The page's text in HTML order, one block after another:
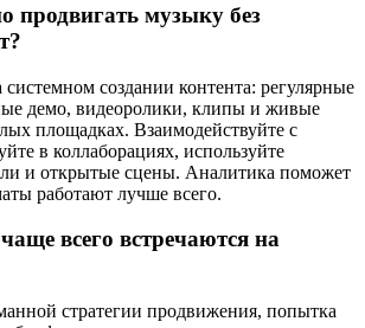
продвигать музыку без
системном создании контента: регулярные
демо, видеоролики, клипы и живые
площадках. Взаимодействуйте с
в коллаборациях, используйте
и открытые сцены. Аналитика поможет
работают лучше всего.
всего встречаются на
стратегии продвижения, попытка